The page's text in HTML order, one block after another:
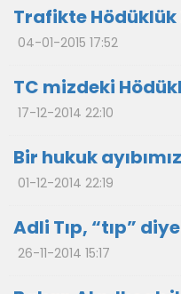
Trafikte
04-01-2015 17:52
TC mizdeki
17-12-2014 22:10
Bir hukuk
01-12-2014 22:19
Adli Tıp, “tıp”
26-11-2014 15:17